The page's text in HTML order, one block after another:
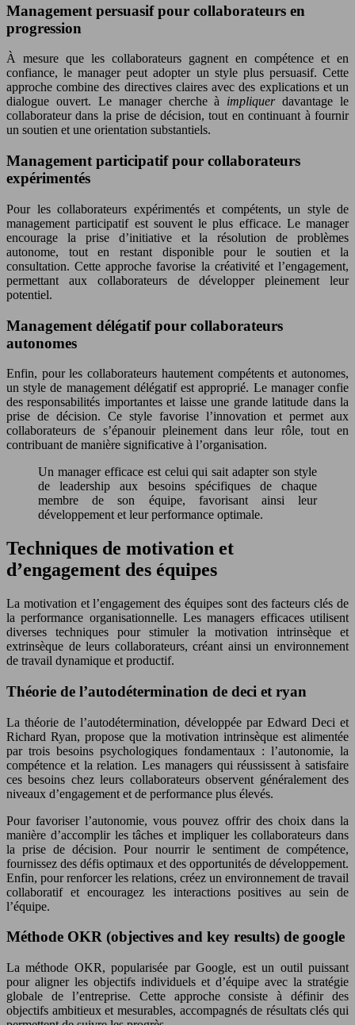
Management persuasif pour collaborateurs en
progression
À mesure que les collaborateurs gagnent en compétence et en
confiance, le manager peut adopter un style plus persuasif. Cette
approche combine des directives claires avec des explications et un
dialogue ouvert. Le manager cherche à impliquerdavantage le
collaborateur dans la prise de décision, tout en continuant à fournir
un soutien et une orientation substantiels.
Management participatif pour collaborateurs
expérimentés
Pour les collaborateurs expérimentés et compétents, un style de
management participatif est souvent le plus efficace. Le manager
encourage la prise d’initiative et la résolution de problèmes
autonome, tout en restant disponible pour le soutien et la
consultation. Cette approche favorise la créativité et l’engagement,
permettant aux collaborateurs de développer pleinement leur
potentiel.
Management délégatif pour collaborateurs
autonomes
Enfin, pour les collaborateurs hautement compétents et autonomes,
un style de management délégatif est approprié. Le manager confie
des responsabilités importantes et laisse une grande latitude dans la
prise de décision. Ce style favorise l’innovation et permet aux
collaborateurs de s’épanouir pleinement dans leur rôle, tout en
contribuant de manière significative à l’organisation.
Un manager efficace est celui qui sait adapter son style
de leadership aux besoins spécifiques de chaque
membre de son équipe, favorisant ainsi leur
développement et leur performance optimale.
Techniques de motivation et
d’engagement des équipes
La motivation et l’engagement des équipes sont des facteurs clés de
la performance organisationnelle. Les managers efficaces utilisent
diverses techniques pour stimuler la motivation intrinsèque et
extrinsèque de leurs collaborateurs, créant ainsi un environnement
de travail dynamique et productif.
Théorie de l’autodétermination de deci et ryan
La théorie de l’autodétermination, développée par Edward Deci et
Richard Ryan, propose que la motivation intrinsèque est alimentée
par trois besoins psychologiques fondamentaux : l’autonomie, la
compétence et la relation. Les managers qui réussissent à satisfaire
ces besoins chez leurs collaborateurs observent généralement des
niveaux d’engagement et de performance plus élevés.
Pour favoriser l’autonomie, vous pouvez offrir des choix dans la
manière d’accomplir les tâches et impliquer les collaborateurs dans
la prise de décision. Pour nourrir le sentiment de compétence,
fournissez des défis optimaux et des opportunités de développement.
Enfin, pour renforcer les relations, créez un environnement de travail
collaboratif et encouragez les interactions positives au sein de
l’équipe.
Méthode OKR (objectives and key results) de google
La méthode OKR, popularisée par Google, est un outil puissant
pour aligner les objectifs individuels et d’équipe avec la stratégie
globale de l’entreprise. Cette approche consiste à définir des
objectifs ambitieux et mesurables, accompagnés de résultats clés qui